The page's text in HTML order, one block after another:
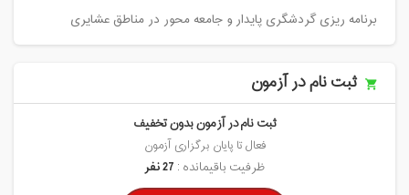
درباره ما
برنامه ریزی گردشگری پایدار و جامعه محور در مناطق عشایری
ثبت نام در آزمون
ثبت نام در آزمون بدون تخفیف
فعال تا پایان برگزاری آزمون
ظرفیت باقیمانده : 27 نفر